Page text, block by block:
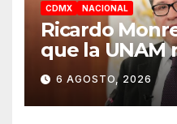
CDMX NACIONAL
Ricardo
que la UNAM
normalidad e
semestre
diálogo
6 AGOSTO, 2026